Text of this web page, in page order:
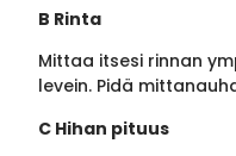
B Rinta
Mittaa itsesi rinnan
levein. Pidä
C Hihan pituus